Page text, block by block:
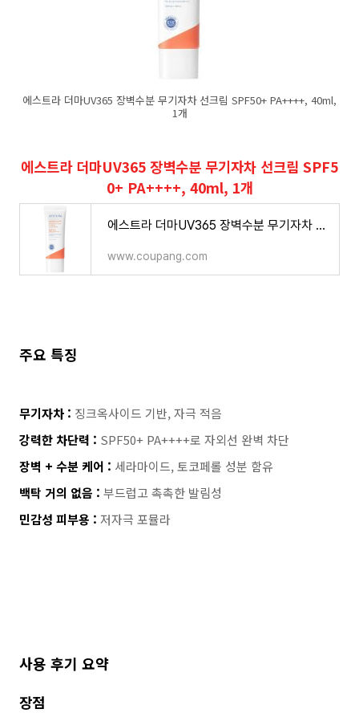
에스트라 더마UV365 장벽수분 무기자차 선크림 SPF50+ PA++++, 40ml,
1개
에스트라 더마UV365 장벽수분 무기자차 선크림 SPF5
0+ PA++++, 40ml, 1개
에스트라 더마UV365 장벽수분 무기자차 선크림 SPF50+ PA++++, 40ml, 1개 - 선블록/선크림/선로션 | 쿠팡
www.coupang.com
주요 특징
무기자차 : 징크옥사이드 기반, 자극 적음
강력한 차단력 : SPF50+ PA++++로 자외선 완벽 차단
장벽 + 수분 케어 : 세라마이드, 토코페롤 성분 함유
백탁 거의 없음 : 부드럽고 촉촉한 발림성
민감성 피부용 : 저자극 포뮬라
사용 후기 요약
장점